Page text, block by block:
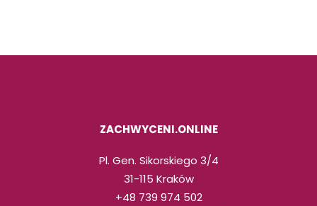
ZACHWYCENI.ONLINE
Pl. Gen. Sikorskiego 3/4
31-115 Kraków
+48 739 974 502